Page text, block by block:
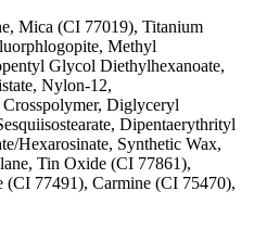
Mica (CI 77019), Titanium
Methyl
Glycol Diethylhexanoate,
Nylon-12,
Diglyceryl
Dipentaerythrityl
Hexarosinate, Synthetic Wax,
Tin Oxide (CI 77861),
(CI 77491), Carmine (CI 75470),